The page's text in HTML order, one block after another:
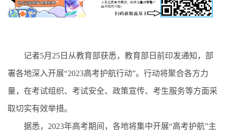
记者5月25日从教育部获悉，教育部日前印发通知，部
署各地深入开展“2023高考护航行动”。行动将聚合各方力
量，在考试组织、考试安全、政策宣传、考生服务等方面采
取切实有效举措。
据悉，2023年高考期间，各地将集中开展“高考护航”主